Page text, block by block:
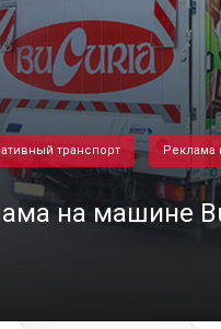
транспорт Реклама
на машине